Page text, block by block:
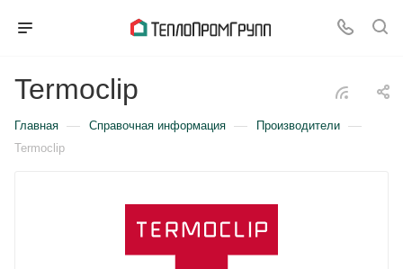
Termoclip
Главная — Справочная информация — Производители —
Termoclip